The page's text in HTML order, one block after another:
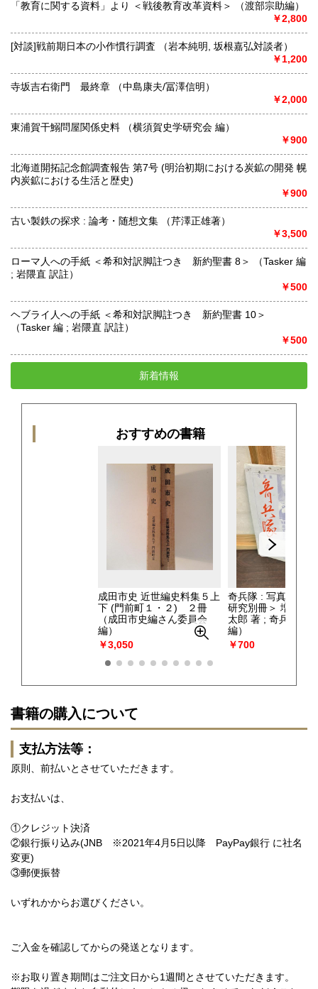
「教育に関する資料」より ＜戦後教育改革資料＞ （渡部宗助編）
￥2,800
[対談]戦前期日本の小作慣行調査 （岩本純明, 坂根嘉弘対談者）
￥1,200
寺坂吉右衛門 最終章 （中島康夫/冨澤信明）
￥2,000
東浦賀干鰯問屋関係史料 （横須賀史学研究会 編）
￥900
北海道開拓記念館調査報告 第7号 (明治初期における炭鉱の開発 幌
内炭鉱における生活と歴史)
￥900
古い製鉄の探求 : 論考・随想文集 （芹澤正雄著）
￥3,500
ローマ人への手紙 ＜希和対訳脚註つき 新約聖書 8＞ （Tasker 編
; 岩隈直 訳註）
￥500
ヘブライ人への手紙 ＜希和対訳脚註つき 新約聖書 10＞
（Tasker 編 ; 岩隈直 訳註）
￥500
新着情報
おすすめの書籍
成田市史 近世編史料集５上
下 (門前町１・２) ２冊
（成田市史編さん委員会
編）
￥3,050
奇兵隊 : 写真集 ＜
研究別冊＞ 増補版.
太郎 著 ; 奇兵隊士
編）
￥700
書籍の購入について
支払方法等：
原則、前払いとさせていただきます。
お支払いは、
①クレジット決済
②銀行振り込み(JNB ※2021年4月5日以降 PayPay銀行 に社名
変更)
③郵便振替
いずれかからお選びください。
ご入金を確認してからの発送となります。
※お取り置き期間はご注文日から1週間とさせていただきます。